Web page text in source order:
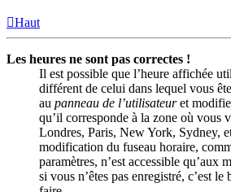
Haut
Les heures ne sont pas correctes !
Il est possible que l’heure affichée
différent de celui dans lequel vous
au panneau de l’utilisateuret
qu’il corresponde à la zone où vous
Londres, Paris, New York, Sydney,
modification du fuseau horaire,
paramètres, n’est accessible qu’aux
si vous n’êtes pas enregistré, c’est